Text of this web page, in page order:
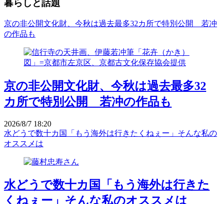
暮らしと話題
京の非公開文化財、今秋は過去最多32カ所で特別公開 若冲
の作品も
京の非公開文化財、今秋は過去最多32
カ所で特別公開 若冲の作品も
2026/8/7 18:20
水どうで数十カ国「もう海外は行きたくねぇー」そんな私の
オススメは
水どうで数十カ国「もう海外は行きた
くねぇー」そんな私のオススメは